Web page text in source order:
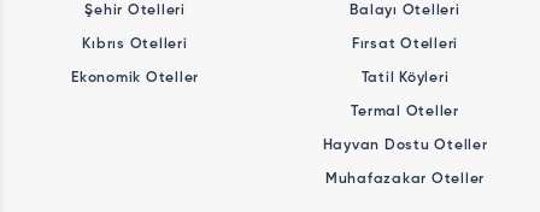
Şehir Otelleri
Kıbrıs Otelleri
Ekonomik Oteller
Balayı Otelleri
Fırsat Otelleri
Tatil Köyleri
Termal Oteller
Hayvan Dostu Oteller
Muhafazakar Oteller